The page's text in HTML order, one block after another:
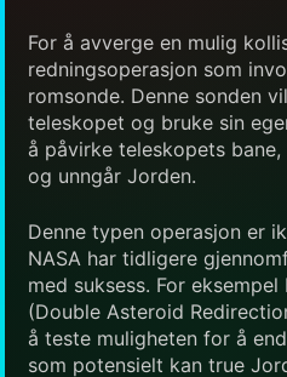
For å avverge en mulig
redningsoperasjon som
romsonde. Denne sonden
teleskopet og bruke sin
å påvirke teleskopets
og unngår Jorden.
Denne typen operasjon er
NASA har tidligere
med suksess. For eksempel
(Double Asteroid
å teste muligheten for å
som potensielt kan true